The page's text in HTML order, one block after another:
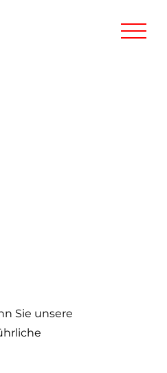
Sie unsere